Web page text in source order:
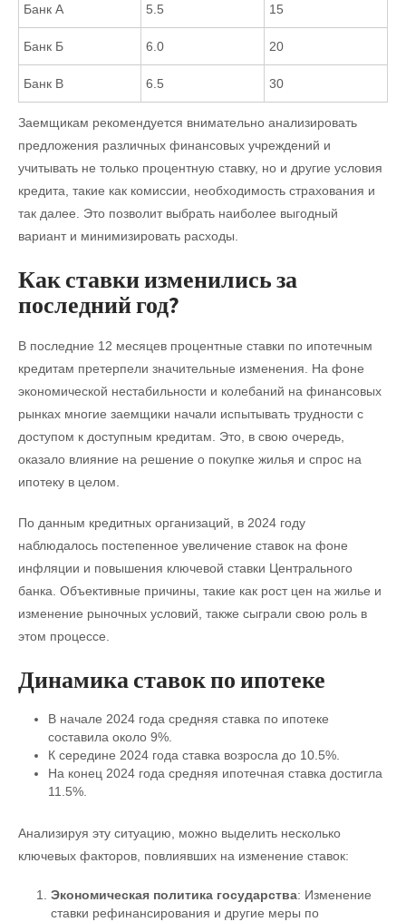
Банк А 5.5 15
Банк Б 6.0 20
Банк В 6.5 30
Заемщикам рекомендуется внимательно анализировать
предложения различных финансовых учреждений и
учитывать не только процентную ставку, но и другие условия
кредита, такие как комиссии, необходимость страхования и
так далее. Это позволит выбрать наиболее выгодный
вариант и минимизировать расходы.
Как ставки изменились за
последний год?
В последние 12 месяцев процентные ставки по ипотечным
кредитам претерпели значительные изменения. На фоне
экономической нестабильности и колебаний на финансовых
рынках многие заемщики начали испытывать трудности с
доступом к доступным кредитам. Это, в свою очередь,
оказало влияние на решение о покупке жилья и спрос на
ипотеку в целом.
По данным кредитных организаций, в 2024 году
наблюдалось постепенное увеличение ставок на фоне
инфляции и повышения ключевой ставки Центрального
банка. Объективные причины, такие как рост цен на жилье и
изменение рыночных условий, также сыграли свою роль в
этом процессе.
Динамика ставок по ипотеке
В начале 2024 года средняя ставка по ипотеке
составила около 9%.
К середине 2024 года ставка возросла до 10.5%.
На конец 2024 года средняя ипотечная ставка достигла
11.5%.
Анализируя эту ситуацию, можно выделить несколько
ключевых факторов, повлиявших на изменение ставок:
Экономическая политика государства: Изменение
ставки рефинансирования и другие меры по